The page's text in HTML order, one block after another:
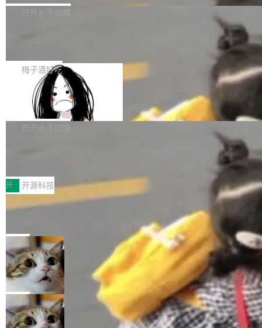
获配9...
题，该问题可能导致在旧版 Linux 内核...
P）！这一里程碑不仅标志着 Fluss 迈入新的发
长期停止内容更新，未能实现其作为“AI版维基百
提交的编辑请求也长期处于待处理状态。 Groki
pedia 于去年底上线，定位为由人工智能生成内
容的百科平台，被马斯克视为传统众包百科网站
维基百科的替代方案。Lawfare 调查发现，无论
热门页面还是低关注度页面，均未出现近期更
白开水不加糖
是这样的：配 MessageSource 的 Bean、写 R
eloadableResourceBundleMessageSource、
声明 LocaleResolver、注册 LocaleChangeInt
erceptor…五六步之后才能看到第一行翻译文
本。 Solon 换了个方式。整个 i18n 模块围绕三
梅子酒好吃
Apache Doris 4.1 全面增强 Iceberg：
支持 UPDATE、MERGE INTO 与 Iceb
erg V3
Apache Doris 4.1 要补齐的，正是缺失的那一
半。在已有查询能力的基础上，Doris 进一步支
常维护操作，并完整支持 Iceberg V3 格式。
白开水不加糖
村国家自主创新示范区会议中心开幕。本届大会
由中关村智联软件服务业质量创新联盟主办，以
“智构可信·质创未来——AI原生时代的质量新范
式”为主题，直面AI从实验室走向规模化产业落地
的核心质量命题。会上，《2026智能研发生产力
工具选型手册》发布，Testin云测的Testin XAge
nt智能测试系统入选AI测试领域代表产品。对CI
O而言，这提示了一个转变：AI测试正在从效率
工具升级为企业的质量基础设施。 CIO面对的新
现实 过去两年，CIO们的焦虑清单上多了两项：
一是如何让大模型和智能体应用安全地从PoC走
开 开源科技
让非法状态不可表示：一篇关于 ADT
有一种东西，一旦用过就回不去了。Alex Fedos
eev 管它叫"软件设计的基石"。 他说的东西不新
鲜——代数数据类型（ADT），尤其是和类型
（sum type）。但他说清楚了一件事：这不是类
型系统的学术体操，是日常编码的思维方式。 文
章从一个简单的例子切入。一个网站的深色主题
设置，如果用布尔值 + 可空字段来表示——bool
ean 表示是否可切换，nullable 的默认模式、浅
局
Cloudflare 开源内部企业 AI 平台 Clou
dflare OS
Cloudflare 发布了一个开源项目 Cloudflare O
S。如果你只看官方博客，你会觉得这是又一
个"AI 知识库 + 聊天机器人"——每个大厂都在
局